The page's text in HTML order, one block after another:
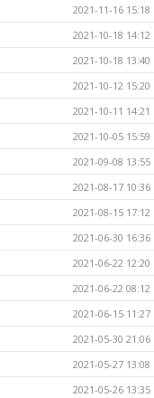
2021-11-16 15:18
2021-10-18 14:12
2021-10-18 13:40
2021-10-12 15:20
2021-10-11 14:21
2021-10-05 15:59
2021-09-08 13:55
2021-08-17 10:36
2021-08-15 17:12
2021-06-30 16:36
2021-06-22 12:20
2021-06-22 08:12
2021-06-15 11:27
2021-05-30 21:06
2021-05-27 13:08
2021-05-26 13:35